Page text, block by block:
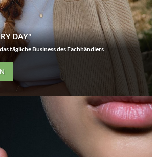
DAY"
tägliche Business des Fachhändlers